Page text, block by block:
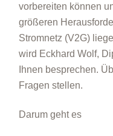
vorbereiten können
größeren
Stromnetz (V2G)
wird Eckhard Wolf,
Ihnen besprechen.
Fragen stellen.
Darum geht es